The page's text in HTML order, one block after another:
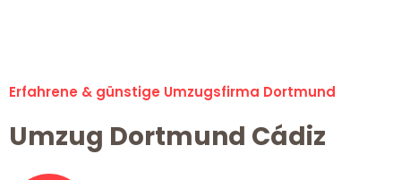
Erfahrene & günstige Umzugsfirma Dortmund
Umzug Dortmund Cádiz